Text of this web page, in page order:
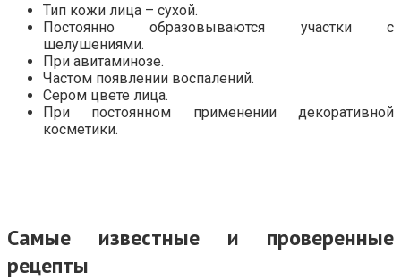
Тип кожи лица – сухой.
Постоянно образовываются участки с
шелушениями.
При авитаминозе.
Частом появлении воспалений.
Сером цвете лица.
При постоянном применении декоративной
косметики.
Самые известные и проверенные
рецепты